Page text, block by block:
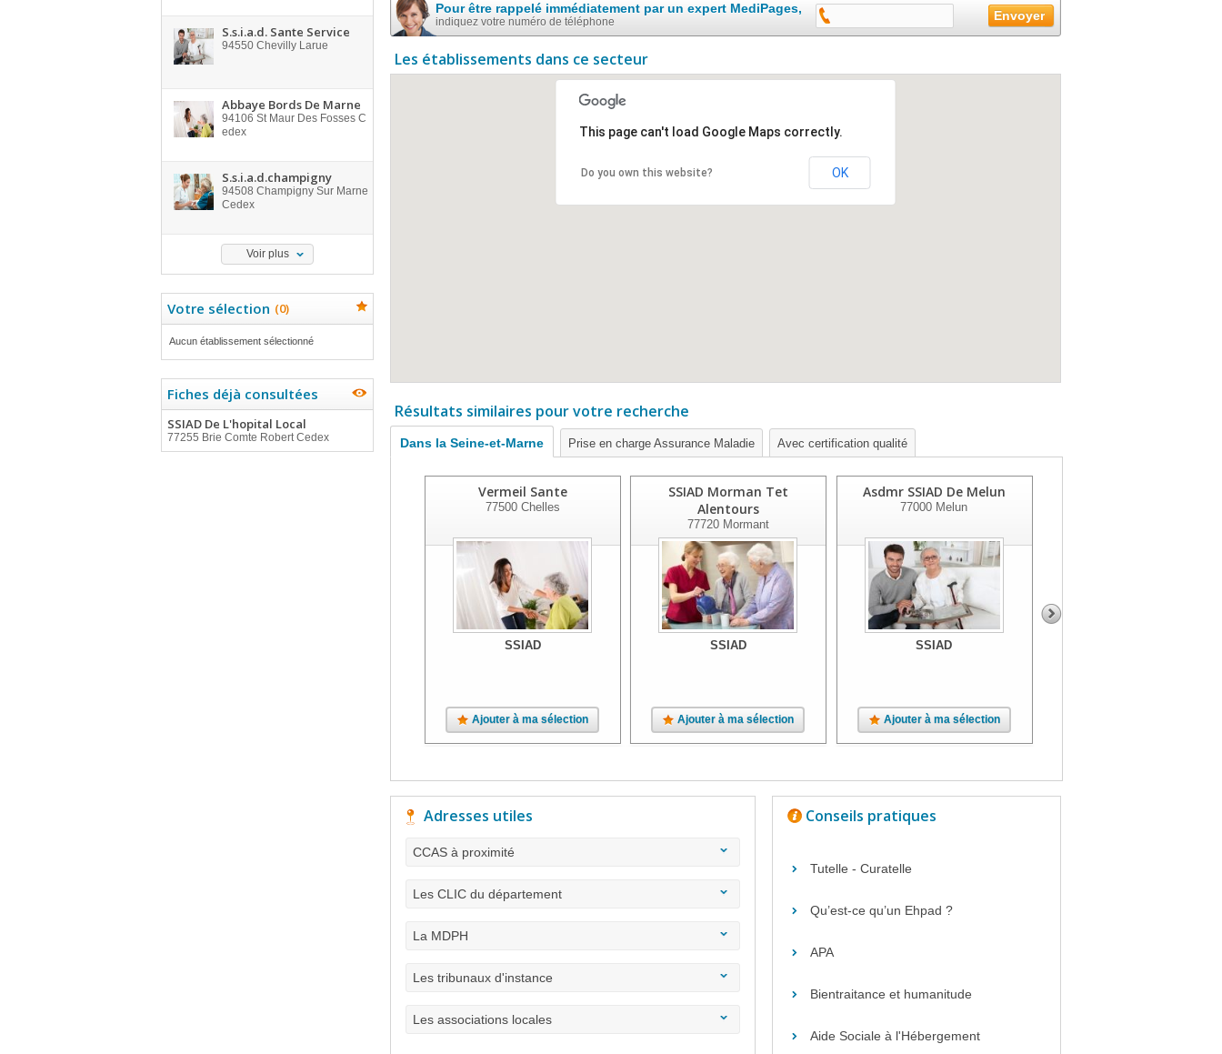
S.s.i.a.d. Sante Service
94550 Chevilly Larue
Abbaye Bords De Marne
94106 St Maur Des Fosses C
edex
S.s.i.a.d.champigny
94508 Champigny Sur Marne
Cedex
Voir plus
Votre sélection (0)
Aucun établissement sélectionné
Fiches déjà consultées
SSIAD De L'hopital Local
77255 Brie Comte Robert Cedex
Pour être rappelé immédiatement par un expert MediPages,
indiquez votre numéro de téléphone
Les établissements dans ce secteur
This page can't load Google Maps correctly.
Do you own this website? OK
Résultats similaires pour votre recherche
Dans la Seine-et-Marne Prise en charge Assurance Maladie Avec certification qualité
Vermeil Sante
77500Chelles
SSIAD
Ajouter à ma sélection
SSIAD Morman Tet
Alentours
77720Mormant
SSIAD
Ajouter à ma sélection
Asdmr SSIAD De Melun
77000 Melun
SSIAD
Ajouter à ma sélection
Adresses utiles
CCAS à proximité
Les CLIC du département
La MDPH
Les tribunaux d'instance
Les associations locales
Conseils pratiques
Tutelle - Curatelle
Qu’est-ce qu’un Ehpad ?
APA
Bientraitance et humanitude
Aide Sociale à l'Hébergement